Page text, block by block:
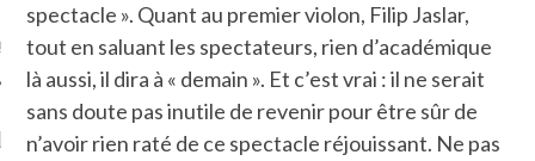
@Isa_Monrozier
ARCACHON
spectacle ». Quant au premier violon, Filip Jaslar,
tout en saluant les spectateurs, rien d’académique
là aussi, il dira à « demain ». Et c’est vrai : il ne serait
sans doute pas inutile de revenir pour être sûr de
n’avoir rien raté de ce spectacle réjouissant. Ne pas